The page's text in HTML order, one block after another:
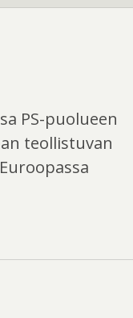
PS-puolueen
teollistuvan